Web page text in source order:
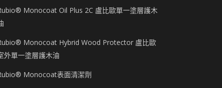
Monocoat Oil Plus 2C 盧比歐單一塗層護木
Monocoat Hybrid Wood Protector 盧比歐
外單一塗層護木油
Monocoat表面清潔劑